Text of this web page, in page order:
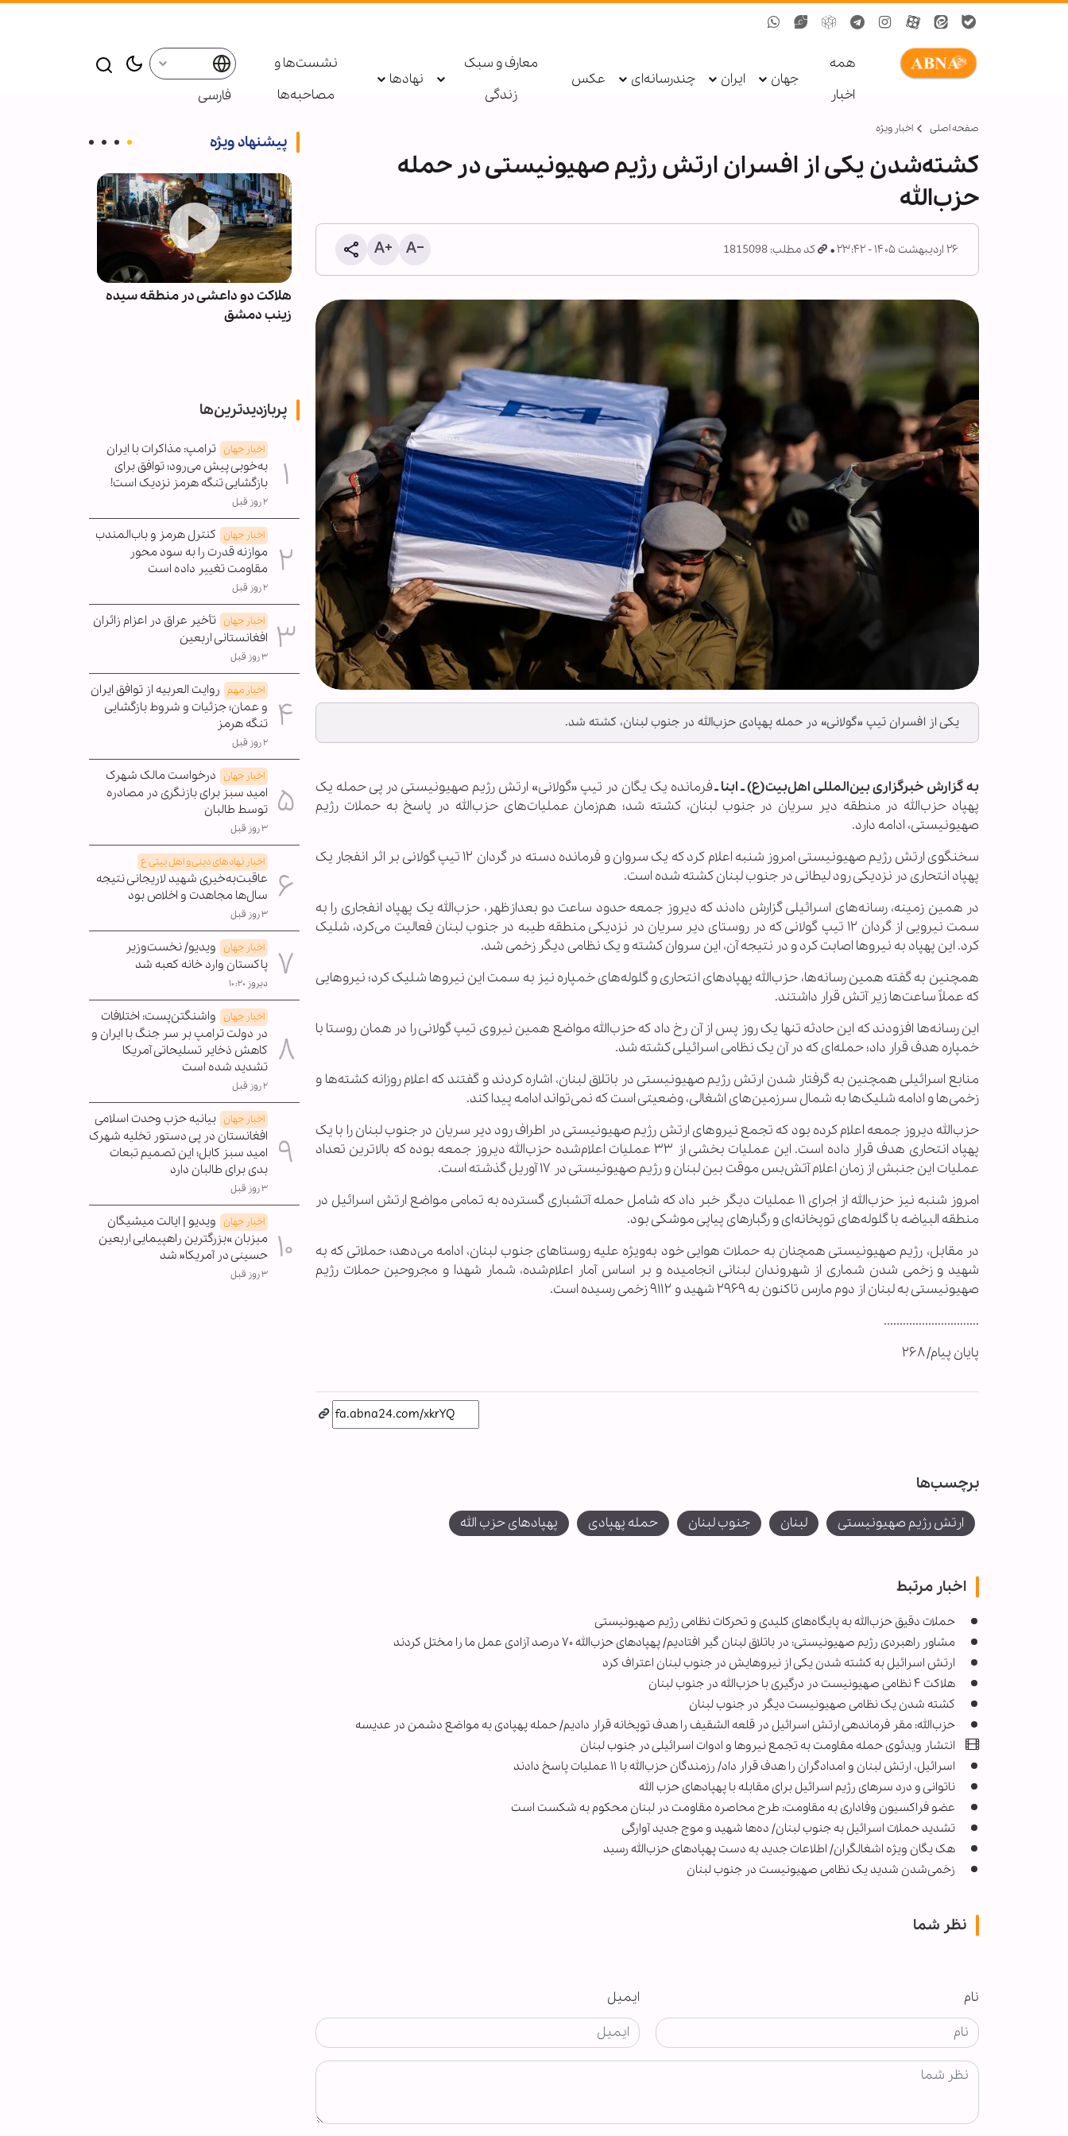
همه
اخبار
جهان ایران چندرسانه‌ای عکس
معارف و سبک
زندگی
نهادها
نشست‌ها و
مصاحبه‌ها
فارسی
صفحه اصلی اخبار ویژه
کشته‌شدن یکی از افسران ارتش رژیم صهیونیستی در حمله
حزب‌الله
۲۶ اردیبهشت ۱۴۰۵ - ۲۳:۴۲ کد مطلب: 1815098
یکی از افسران تیپ «گولانی» در حمله پهپادی حزب‌الله در جنوب لبنان، کشته شد.
به گزارش خبرگزاری بین‌المللی اهل‌بیت(ع) ـ ابنا ـفرمانده یک یگان در تیپ «گولانی» ارتش رژیم صهیونیستی در پی حمله یک
پهپاد حزب‌الله در منطقه دیر سریان در جنوب لبنان، کشته شد؛ هم‌زمان عملیات‌های حزب‌الله در پاسخ به حملات رژیم
صهیونیستی، ادامه دارد.
سخنگوی ارتش رژیم صهیونیستی امروز شنبه اعلام کرد که یک سروان و فرمانده دسته در گردان ۱۲ تیپ گولانی بر اثر انفجار یک
پهپاد انتحاری در نزدیکی رود لیطانی در جنوب لبنان کشته شده است.
در همین زمینه، رسانه‌های اسرائیلی گزارش دادند که دیروز جمعه حدود ساعت دو بعدازظهر، حزب‌الله یک پهپاد انفجاری را به
سمت نیرویی از گردان ۱۲ تیپ گولانی که در روستای دیر سریان در نزدیکی منطقه طیبه در جنوب لبنان فعالیت می‌کرد، شلیک
کرد. این پهپاد به نیروها اصابت کرد و در نتیجه آن، این سروان کشته و یک نظامی دیگر زخمی شد.
همچنین به گفته همین رسانه‌ها، حزب‌الله پهپادهای انتحاری و گلوله‌های خمپاره نیز به سمت این نیروها شلیک کرد؛ نیروهایی
که عملاً ساعت‌ها زیر آتش قرار داشتند.
این رسانه‌ها افزودند که این حادثه تنها یک روز پس از آن رخ داد که حزب‌الله مواضع همین نیروی تیپ گولانی را در همان روستا با
خمپاره هدف قرار داد؛ حمله‌ای که در آن یک نظامی اسرائیلی کشته شد.
منابع اسرائیلی همچنین به گرفتار شدن ارتش رژیم صهیونیستی در باتلاق لبنان، اشاره کردند و گفتند که اعلام روزانه کشته‌ها و
زخمی‌ها و ادامه شلیک‌ها به شمال سرزمین‌های اشغالی، وضعیتی است که نمی‌تواند ادامه پیدا کند.
حزب‌الله دیروز جمعه اعلام کرده بود که تجمع نیروهای ارتش رژیم صهیونیستی در اطراف رود دیر سریان در جنوب لبنان را با یک
پهپاد انتحاری هدف قرار داده است. این عملیات بخشی از ۳۳ عملیات اعلام‌شده حزب‌الله دیروز جمعه بوده که بالاترین تعداد
عملیات این جنبش از زمان اعلام آتش‌بس موقت بین لبنان و رژیم صهیونیستی در ۱۷ آوریل گذشته است.
امروز شنبه نیز حزب‌الله از اجرای ۱۱ عملیات دیگر خبر داد که شامل حمله آتشباری گسترده به تمامی مواضع ارتش اسرائیل در
منطقه البیاضه با گلوله‌های توپخانه‌ای و رگبارهای پیاپی موشکی بود.
در مقابل، رژیم صهیونیستی همچنان به حملات هوایی خود به‌ویژه علیه روستاهای جنوب لبنان، ادامه می‌دهد؛ حملاتی که به
شهید و زخمی شدن شماری از شهروندان لبنانی انجامیده و بر اساس آمار اعلام‌شده، شمار شهدا و مجروحین حملات رژیم
صهیونیستی به لبنان از دوم مارس تاکنون به ۲۹۶۹ شهید و ۹۱۱۲ زخمی رسیده است.
..............................
پایان پیام/ ۲۶۸
برچسب‌ها
ارتش رژیم صهیونیستی لبنان جنوب لبنان حمله پهپادی پهپادهای حزب الله
اخبار مرتبط
حملات دقیق حزب‌الله به پایگاه‌های کلیدی و تحرکات نظامی رژیم صهیونیستی
مشاور راهبردی رژیم صهیونیستی: در باتلاق لبنان گیر افتادیم/ پهپادهای حزب‌الله ۷۰ درصد آزادی عمل ما را مختل کردند
ارتش اسرائیل به کشته شدن یکی از نیروهایش در جنوب لبنان اعتراف کرد
هلاکت ۴ نظامی صهیونیست در درگیری با حزب‌الله در جنوب لبنان
کشته شدن یک نظامی صهیونیست دیگر در جنوب لبنان
حزب‌الله: مقر فرماندهی ارتش اسرائیل در قلعه الشقیف را هدف توپخانه قرار دادیم/ حمله پهپادی به مواضع دشمن در عدیسه
انتشار ویدئوی حمله مقاومت به تجمع نیروها و ادوات اسرائیلی در جنوب لبنان
اسرائیل، ارتش لبنان و امدادگران را هدف قرار داد/ رزمندگان حزب‌الله با ۱۱ عملیات پاسخ دادند
ناتوانی و درد سرهای رژیم اسرائیل برای مقابله با پهپادهای حزب الله
عضو فراکسیون وفاداری به مقاومت: طرح محاصره مقاومت در لبنان محکوم به شکست است
تشدید حملات اسرائیل به جنوب لبنان/ ده‌ها شهید و موج جدید آوارگی
هک یگان ویژه اشغالگران/ اطلاعات جدید به دست پهپادهای حزب‌الله رسید
زخمی‌شدن شدید یک نظامی صهیونیست در جنوب لبنان
نظر شما
نام ایمیل
پیشنهاد ویژه
شیخ علی الخطیب: دولت لبنان پس
از ناکامی مذاکرات، گفت‌وگو با
مقاومت را آغاز کند
هلاکت دو داعشی در منطقه سیده
زینب دمشق
پربازدیدترین‌ها
اخبار جهان ترامپ: مذاکرات با ایران
به‌خوبی پیش می‌رود؛ توافق برای
بازگشایی تنگه هرمز نزدیک است!
۲ روز قبل
اخبار جهان کنترل هرمز و باب‌المندب
موازنه قدرت را به سود محور
مقاومت تغییر داده است
۲ روز قبل
اخبار جهان تأخیر عراق در اعزام زائران
افغانستانی اربعین
۳ روز قبل
اخبار مهم روایت العربیه از توافق ایران
و عمان؛ جزئیات و شروط بازگشایی
تنگه هرمز
۲ روز قبل
اخبار جهان درخواست مالک شهرک
امید سبز برای بازنگری در مصادره
توسط طالبان
۳ روز قبل
اخبار نهادهای دینی و اهل بیتی ع
عاقبت‌به‌خیری شهید لاریجانی نتیجه
سال‌ها مجاهدت و اخلاص بود
۳ روز قبل
اخبار جهان ویدیو/ نخست‌وزیر
پاکستان وارد خانه کعبه شد
دیروز ۱۰:۲۰
اخبار جهان واشنگتن‌پست: اختلافات
در دولت ترامپ بر سر جنگ با ایران و
کاهش ذخایر تسلیحاتی آمریکا
تشدید شده است
۲ روز قبل
اخبار جهان بیانیه حزب وحدت اسلامی
افغانستان در پی دستور تخلیه شهرک
امید سبز کابل؛ این تصمیم تبعات
بدی برای طالبان دارد
۳ روز قبل
اخبار جهان ویدیو | ایالت میشیگان
میزبان »بزرگترین راهپیمایی اربعین
حسینی در آمریکا« شد
۳ روز قبل